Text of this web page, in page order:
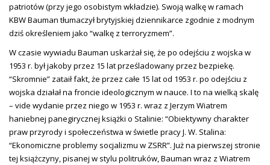
patriotów (przy jego osobistym wkładzie). Swoją walkę w ramach
KBW Bauman tłumaczył brytyjskiej dziennikarce zgodnie z modnym
dziś określeniem jako “walkę z terroryzmem”.
W czasie wywiadu Bauman uskarżał się, że po odejściu z wojska w
1953 r. był jakoby przez 15 lat prześladowany przez bezpiekę.
“Skromnie” zataił fakt, że przez całe 15 lat od 1953 r. po odejściu z
wojska działał na froncie ideologicznym w nauce. I to na wielką skalę
– vide wydanie przez niego w 1953 r. wraz z Jerzym Wiatrem
haniebnej panegirycznej książki o Stalinie: “Obiektywny charakter
praw przyrody i społeczeństwa w świetle pracy J. W. Stalina:
“Ekonomiczne problemy socjalizmu w ZSRR”. Już na pierwszej stronie
tej książczyny, pisanej w stylu politruków, Bauman wraz z Wiatrem